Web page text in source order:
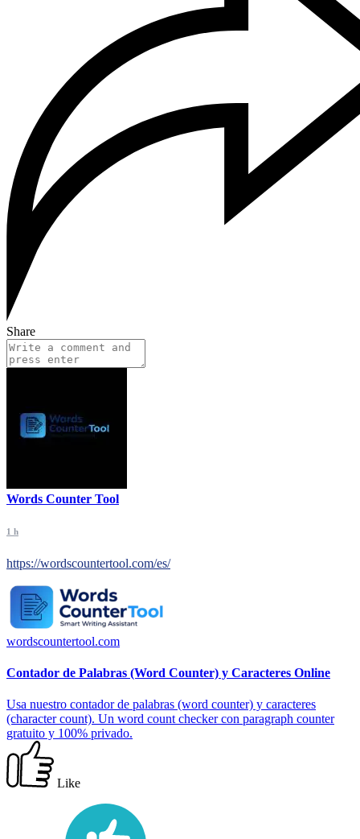
Share
Words Counter Tool
1 h
https://wordscountertool.com/es/
wordscountertool.com
Contador de Palabras (Word Counter) y Caracteres Online
Usa nuestro contador de palabras (word counter) y caracteres
(character count). Un word count checker con paragraph counter
gratuito y 100% privado.
Like